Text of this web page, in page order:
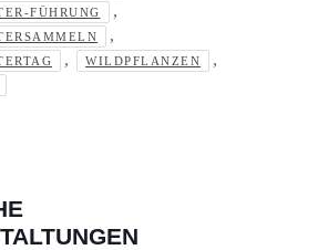
FÜHRUNG ,
,
, WILDPFLANZEN ,